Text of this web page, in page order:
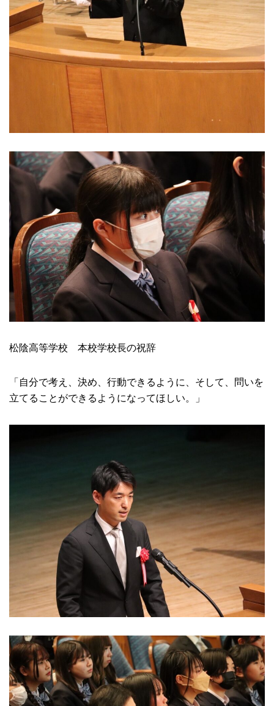
松陰高等学校 本校学校長の祝辞
「自分で考え、決め、行動できるように、そして、問いを
立てることができるようになってほしい。」